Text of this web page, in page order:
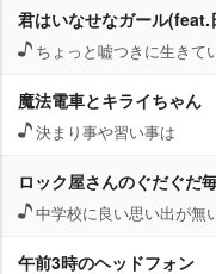
君はいなせなガール(feat.
ちょっと嘘つきに生きて
魔法電車とキライちゃん
決まり事や習い事は
ロック屋さんのぐだぐだ
中学校に良い思い出が無
午前3時のヘッドフォン